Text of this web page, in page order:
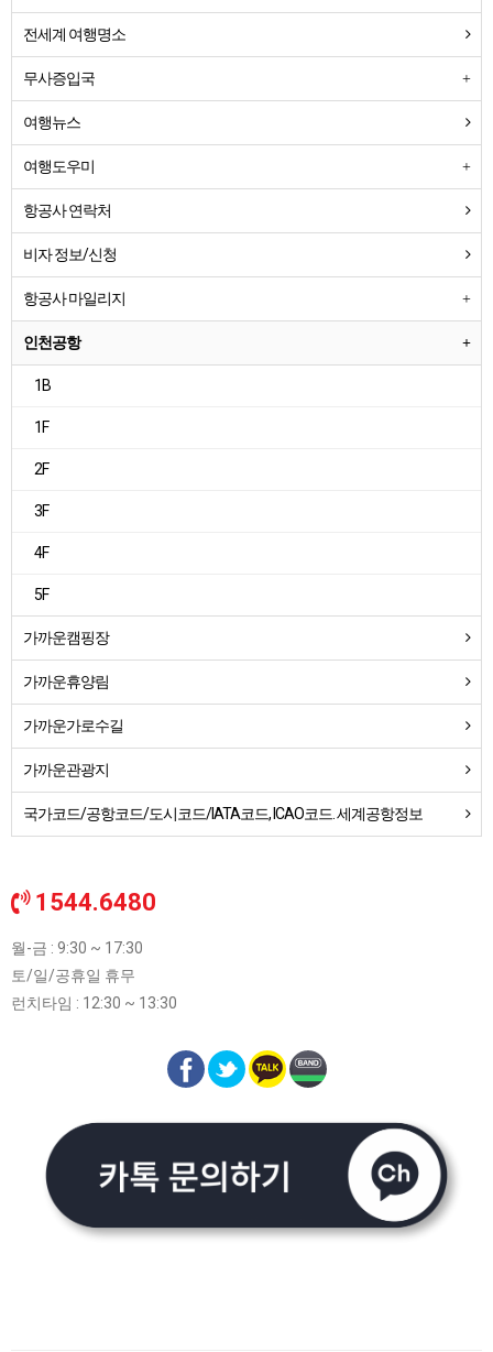
전세계 여행명소
무사증입국
여행뉴스
여행도우미
항공사 연락처
비자 정보/신청
항공사 마일리지
인천공항
1B
1F
2F
3F
4F
5F
가까운캠핑장
가까운휴양림
가까운가로수길
가까운관광지
국가코드/공항코드/도시코드/IATA코드, ICAO코드. 세계공항정보
1544.6480
월-금 : 9:30 ~ 17:30
토/일/공휴일 휴무
런치타임 : 12:30 ~ 13:30